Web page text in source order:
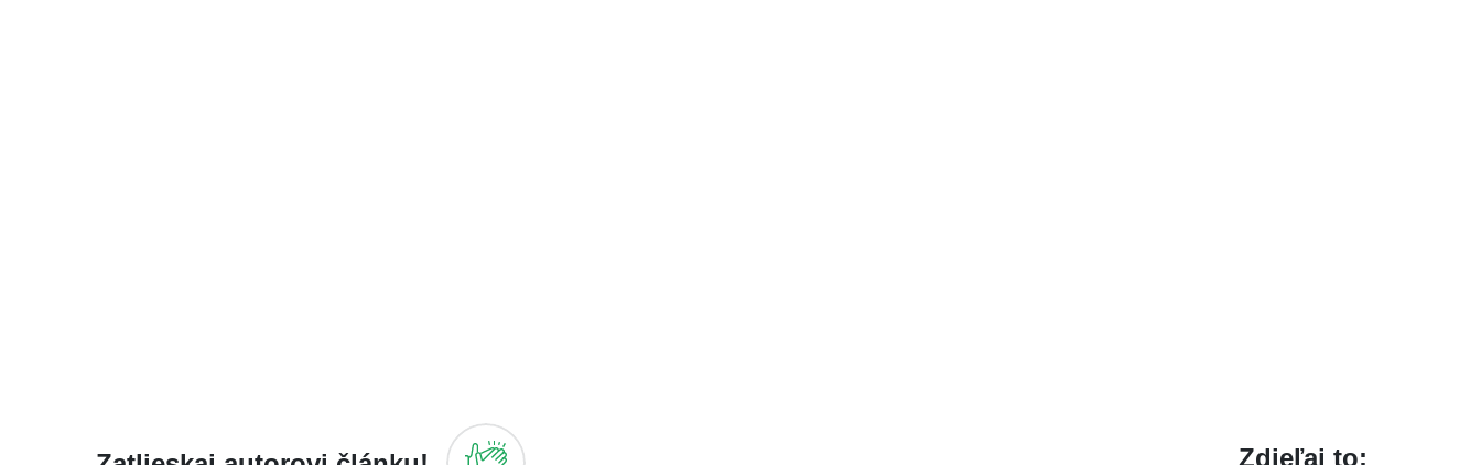
Zdieľaj to: